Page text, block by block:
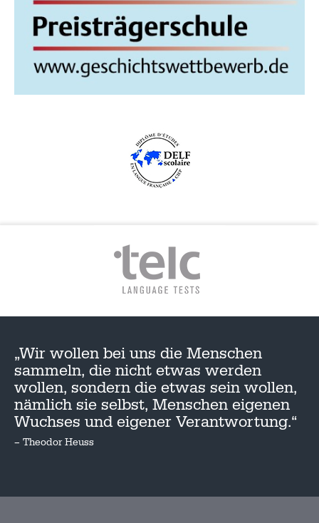
„Wir wollen bei uns die Menschen
sammeln, die nicht etwas werden
wollen, sondern die etwas sein wollen,
nämlich sie selbst, Menschen eigenen
Wuchses und eigener Verantwortung.“
– Theodor Heuss